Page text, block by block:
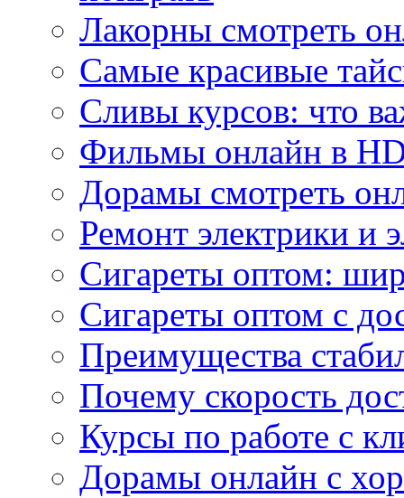
Лакорны смотреть
Самые красивые
Сливы курсов: что
Фильмы онлайн в
Дорамы смотреть
Ремонт электрики и
Сигареты оптом:
Сигареты оптом с
Преимущества
Почему скорость
Курсы по работе с
Дорамы онлайн с